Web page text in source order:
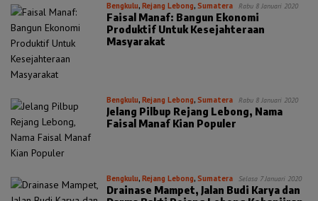
Bengkulu,Rejang Lebong,Sumatera Rabu 8 Januari 2020
Faisal Manaf: Bangun Ekonomi
Produktif Untuk Kesejahteraan
Masyarakat
Bengkulu,Rejang Lebong,Sumatera Rabu 8 Januari 2020
Jelang Pilbup Rejang Lebong, Nama
Faisal Manaf Kian Populer
Bengkulu,Rejang Lebong,Sumatera Selasa 7 Januari 2020
Drainase Mampet, Jalan Budi Karya dan